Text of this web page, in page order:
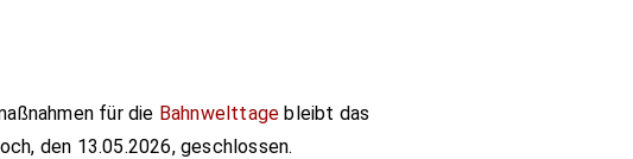
für die Bahnwelttage bleibt das
den 13.05.2026, geschlossen.